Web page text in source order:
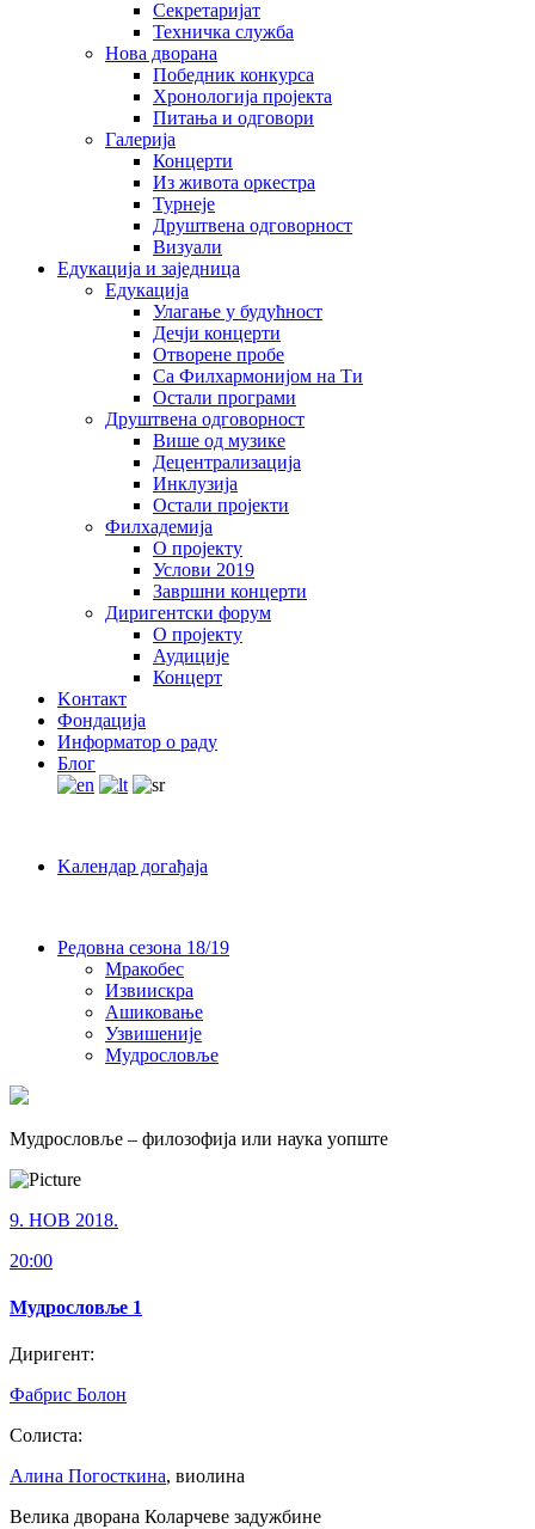
Секретаријат
Техничка служба
Нова дворана
Победник конкурса
Хронологија пројекта
Питања и одговори
Галерија
Концерти
Из живота оркестра
Турнеје
Друштвена одговорност
Визуали
Едукација и заједница
Едукација
Улагање у будућност
Дечји концерти
Отворене пробе
Са Филхармонијом на Ти
Остали програми
Друштвена одговорност
Више од музике
Децентрализација
Инклузија
Остали пројекти
Филхадемија
О пројекту
Услови 2019
Завршни концерти
Диригентски форум
О пројекту
Аудиције
Концерт
Kонтакт
Фондација
Информатор о раду
Блог
Kалендар догађаја
Редовна сезона 18/19
Мракобес
Извиискра
Ашиковање
Узвишеније
Мудрословље
Мудрословље – филозофија или наука уопште
9. НОВ 2018.
20:00
Мудрословље 1
Диригент:
Фабрис Болон
Солиста:
Алина Погосткина, виолина
Велика дворана Коларчеве задужбине